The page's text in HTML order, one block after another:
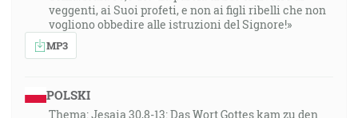
veggenti, ai Suoi profeti, e non ai figli ribelli che non
vogliono obbedire alle istruzioni del Signore!»
MP3
POLSKI
Thema: Jesaia 30,8-13: Das Wort Gottes kam zu den